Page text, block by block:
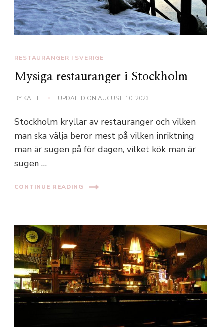
RESTAURANGER I SVERIGE
Mysiga restauranger i Stockholm
BY KALLE UPDATED ON AUGUSTI 10, 2023
Stockholm kryllar av restauranger och vilken
man ska välja beror mest på vilken inriktning
man är sugen på för dagen, vilket kök man är
sugen …
CONTINUE READING